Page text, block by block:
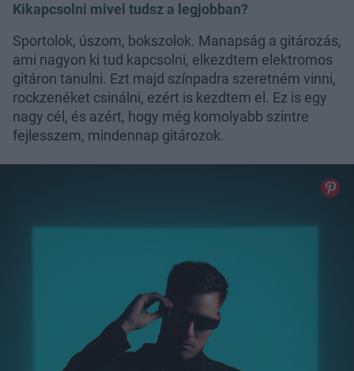
Kikapcsolni mivel tudsz a legjobban?
Sportolok, úszom, bokszolok. Manapság a gitározás,
ami nagyon ki tud kapcsolni, elkezdtem elektromos
gitáron tanulni. Ezt majd színpadra szeretném vinni,
rockzenéket csinálni, ezért is kezdtem el. Ez is egy
nagy cél, és azért, hogy még komolyabb szintre
fejlesszem, mindennap gitározok.